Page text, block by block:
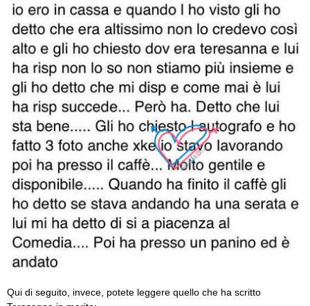
Qui di seguito, invece, potete leggere quello che ha scritto